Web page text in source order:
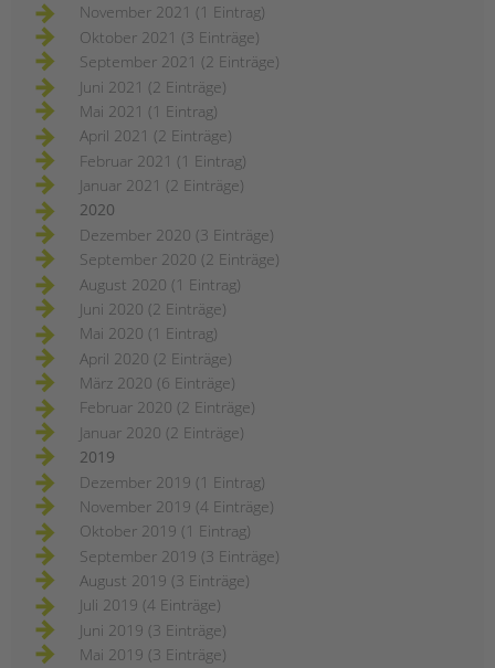
November 2021 (1 Eintrag)
Oktober 2021 (3 Einträge)
September 2021 (2 Einträge)
Juni 2021 (2 Einträge)
Mai 2021 (1 Eintrag)
April 2021 (2 Einträge)
Februar 2021 (1 Eintrag)
Januar 2021 (2 Einträge)
2020
Dezember 2020 (3 Einträge)
September 2020 (2 Einträge)
August 2020 (1 Eintrag)
Juni 2020 (2 Einträge)
Mai 2020 (1 Eintrag)
April 2020 (2 Einträge)
März 2020 (6 Einträge)
Februar 2020 (2 Einträge)
Januar 2020 (2 Einträge)
2019
Dezember 2019 (1 Eintrag)
November 2019 (4 Einträge)
Oktober 2019 (1 Eintrag)
September 2019 (3 Einträge)
August 2019 (3 Einträge)
Juli 2019 (4 Einträge)
Juni 2019 (3 Einträge)
Mai 2019 (3 Einträge)